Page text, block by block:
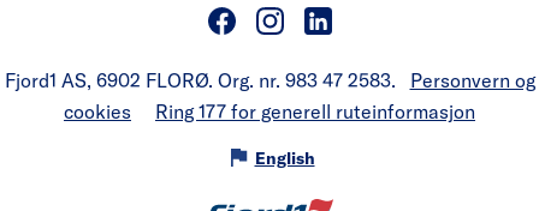
Fjord1 AS, 6902 FLORØ. Org. nr. 983 47 2583. Personvern og
cookies
Ring 177 for generell ruteinformasjon
English